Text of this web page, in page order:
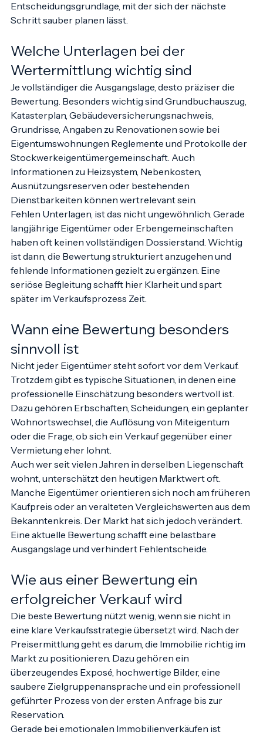
erhalten keine theoretische Zahl, sondern eine
Entscheidungsgrundlage, mit der sich der nächste
Welche Unterlagen bei der
Wertermittlung wichtig sind
Je vollständiger die Ausgangslage, desto präziser die
Bewertung. Besonders wichtig sind Grundbuchauszug,
Katasterplan, Gebäudeversicherungsnachweis,
Grundrisse, Angaben zu Renovationen sowie bei
Eigentumswohnungen Reglemente und Protokolle der
Stockwerkeigentümergemeinschaft. Auch
Informationen zu Heizsystem, Nebenkosten,
Ausnützungsreserven oder bestehenden
Dienstbarkeiten können wertrelevant sein.
Fehlen Unterlagen, ist das nicht ungewöhnlich. Gerade
langjährige Eigentümer oder Erbengemeinschaften
haben oft keinen vollständigen Dossierstand. Wichtig
ist dann, die Bewertung strukturiert anzugehen und
fehlende Informationen gezielt zu ergänzen. Eine
seriöse Begleitung schafft hier Klarheit und spart
Wann eine Bewertung besonders
sinnvoll ist
Nicht jeder Eigentümer steht sofort vor dem Verkauf.
Trotzdem gibt es typische Situationen, in denen eine
professionelle Einschätzung besonders wertvoll ist.
Dazu gehören Erbschaften, Scheidungen, ein geplanter
Wohnortswechsel, die Auflösung von Miteigentum
oder die Frage, ob sich ein Verkauf gegenüber einer
Vermietung eher lohnt.
Auch wer seit vielen Jahren in derselben Liegenschaft
wohnt, unterschätzt den heutigen Marktwert oft.
Manche Eigentümer orientieren sich noch am früheren
Kaufpreis oder an veralteten Vergleichswerten aus dem
Bekanntenkreis. Der Markt hat sich jedoch verändert.
Eine aktuelle Bewertung schafft eine belastbare
Wie aus einer Bewertung ein
erfolgreicher Verkauf wird
Die beste Bewertung nützt wenig, wenn sie nicht in
eine klare Verkaufsstrategie übersetzt wird. Nach der
Preisermittlung geht es darum, die Immobilie richtig im
Markt zu positionieren. Dazu gehören ein
überzeugendes Exposé, hochwertige Bilder, eine
saubere Zielgruppenansprache und ein professionell
geführter Prozess von der ersten Anfrage bis zur
Reservation.